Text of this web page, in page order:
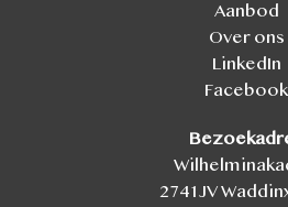
Aanbod
Over ons
LinkedIn
Facebook
2741JV